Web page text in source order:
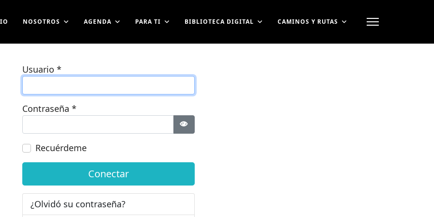
NOSOTROS AGENDA PARA TI BIBLIOTECA DIGITAL CAMINOS Y RUTAS
Usuario *
Contraseña *
Mostrar contraseña
Recuérdeme
Conectar
¿Olvidó su contraseña?